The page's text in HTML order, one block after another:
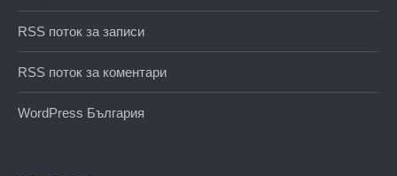
RSS поток за записи
RSS поток за коментари
WordPress България